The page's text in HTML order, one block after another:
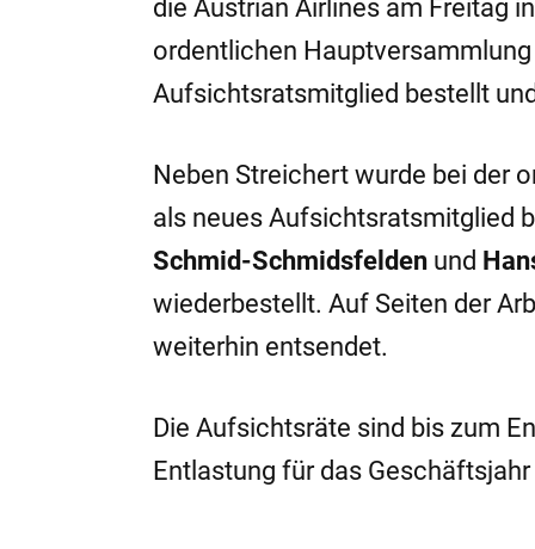
die Austrian Airlines am Freitag
ordentlichen
Aufsichtsratsmitglied bestellt
Neben Streichert wurde bei der
als neues Aufsichtsratsmitglied
Schmid-Schmidsfelden und
wiederbestellt. Auf Seiten der
weiterhin entsendet.
Die Aufsichtsräte sind bis zum
Entlastung für das